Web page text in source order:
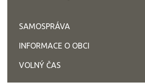
SAMOSPRÁVA
INFORMACE O OBCI
VOLNÝ ČAS